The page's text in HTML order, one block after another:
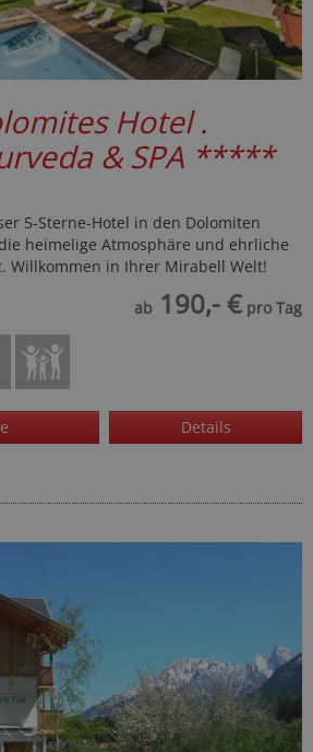
Hotel .
& SPA *****
5-Sterne-Hotel in den Dolomiten
heimelige Atmosphäre und ehrliche
Willkommen in Ihrer Mirabell Welt!
ab 190,- € pro Tag
Details